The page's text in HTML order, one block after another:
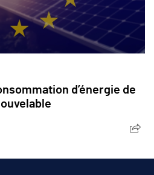
d’énergie de